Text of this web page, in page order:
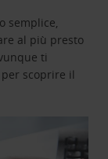
semplice,
al più presto
ti
scoprire il